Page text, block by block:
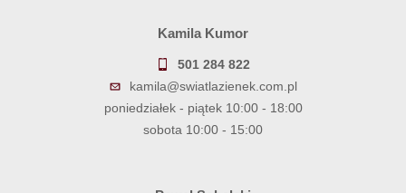
Kamila Kumor
501 284 822
kamila@swiatlazienek.com.pl
poniedziałek - piątek 10:00 - 18:00
sobota 10:00 - 15:00